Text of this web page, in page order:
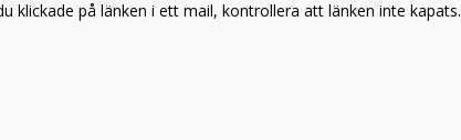
klickade på länken i ett mail, kontrollera att länken inte kapats.